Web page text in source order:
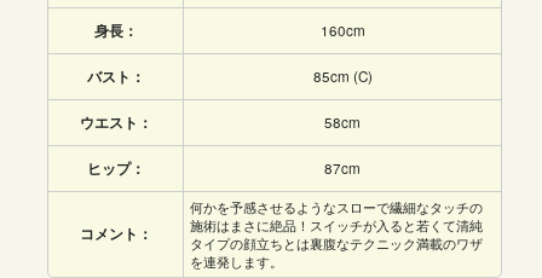
身長： 160cm
バスト： 85cm (C)
ウエスト： 58cm
ヒップ： 87cm
コメント：
何かを予感させるようなスローで繊細なタッチの
施術はまさに絶品！スイッチが入ると若くて清純
タイプの顔立ちとは裏腹なテクニック満載のワザ
を連発します。